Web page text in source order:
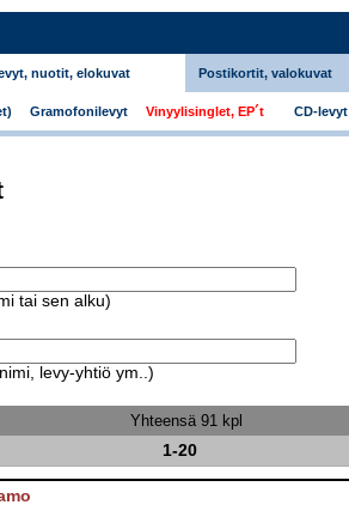
nuotit, elokuvat Postikortit, valokuvat
Gramofonilevyt Vinyylisinglet, EP´t CD-levyt
tai sen alku)
levy-yhtiö ym..)
Yhteensä 91 kpl
1-20